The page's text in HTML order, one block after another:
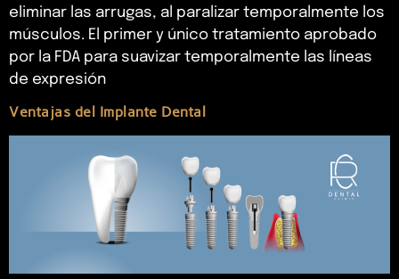
eliminar las arrugas, al paralizar temporalmente los
músculos. El primer y único tratamiento aprobado
por la FDA para suavizar temporalmente las líneas
de expresión
Ventajas del Implante Dental